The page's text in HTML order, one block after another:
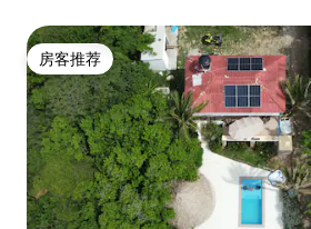
房客推荐
房客推荐